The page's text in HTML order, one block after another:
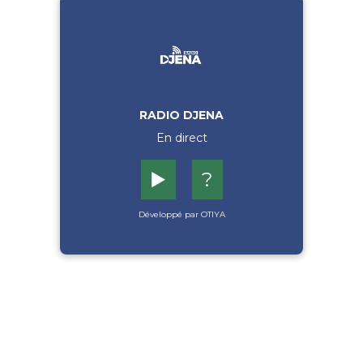
RADIO DJENA
En direct
▶️ ?
Développé par OTIYA